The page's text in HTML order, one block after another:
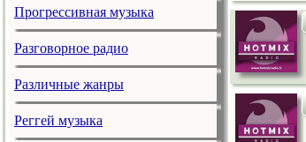
Прогрессивная музыка
Разговорное радио
Различные жанры
Реггей музыка